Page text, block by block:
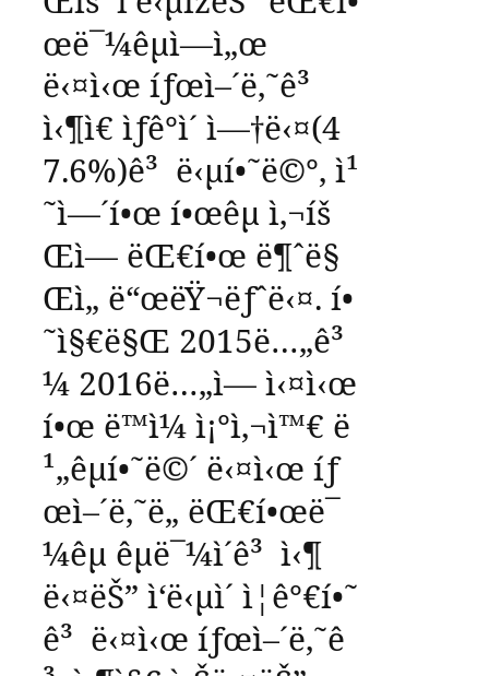
œë¯¼êµ­ì—ì„œ
ë‹¤ì‹œ íƒœì–´ë‚˜ê³
ì‹¶ì€ ìƒê°ì´ ì—†ë‹¤(4
7.6%)ê³ ë‹µí•˜ë©°, ì¹
˜ì—´í•œ í•œêµ­ ì‚¬íš
Œì— ëŒ€í•œ ë¶ˆë§
Œì„ ë“œëŸ¬ëƒˆë‹¤. í•
˜ì§€ë§Œ 2015ë…„ê³
¼ 2016ë…„ì—ì‹¤ì‹œ
í•œ ë™ì¼ì¡°ì‚¬ì™€ ë
¹„êµí•˜ë©´ ë‹¤ì‹œ íƒ
œì–´ë‚˜ë„ ëŒ€í•œë¯
¼êµ­ êµ­ë¯¼ì´ê³ ì‹¶
ë‹¤ëŠ” ì‘ë‹µì´ ì¦ê°€í•˜
ê³ ë‹¤ì‹œ íƒœì–´ë‚˜ê